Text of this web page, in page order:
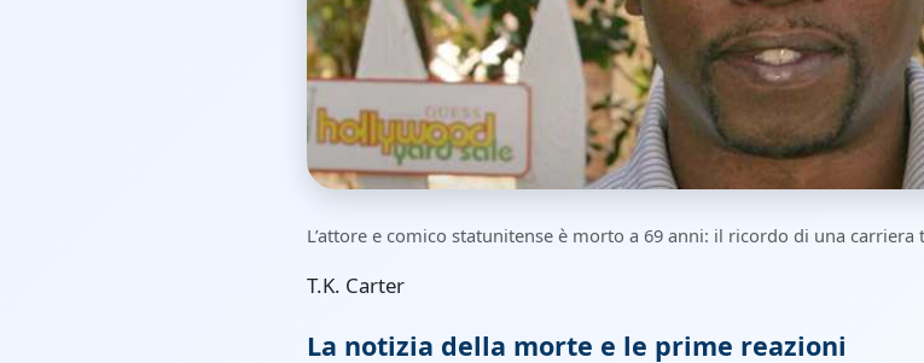
L’attore e comico statunitense è morto a 69 anni: il ricordo di una
T.K. Carter
La notizia della morte e le prime reazioni